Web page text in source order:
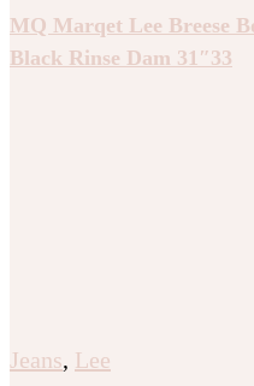
MQ Marqet Lee Breese
Black Rinse Dam 31″33
Jeans, Lee